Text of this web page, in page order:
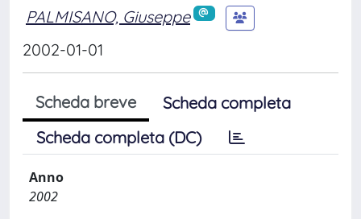
PALMISANO, Giuseppe
2002-01-01
Scheda breve
Scheda completa
Scheda completa (DC)
Anno
2002